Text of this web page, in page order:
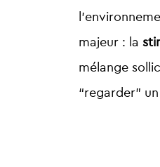
majeur : la
mélange
“regarder”